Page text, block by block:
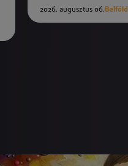
2026. augusztus 06.Belföld